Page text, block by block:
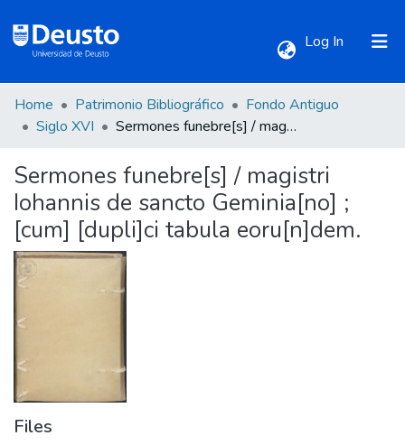
Log In (current)
Communities & Collections
All of DSpace
Statistics
Home Patrimonio Bibliográfico
Fondo Antiguo
Siglo XVI
Sermones funebre[s] / magistri Iohannis de sancto Geminia[no] ; [cum] [dupli]ci tabula eoru[n]dem.
Sermones funebre[s] / magistri
Iohannis de sancto Geminia[no] ;
[cum] [dupli]ci tabula eoru[n]dem.
Files